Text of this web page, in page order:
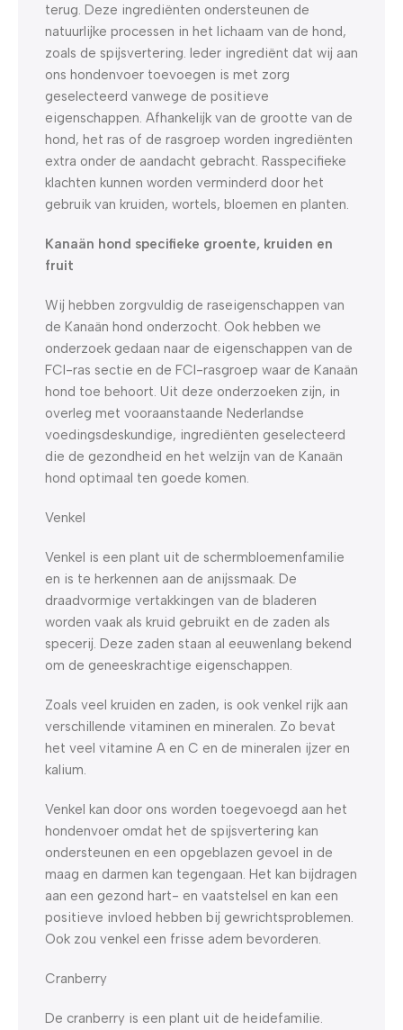
terug. Deze ingrediënten ondersteunen de
natuurlijke processen in het lichaam van de hond,
zoals de spijsvertering. Ieder ingrediënt dat wij aan
ons hondenvoer toevoegen is met zorg
geselecteerd vanwege de positieve
eigenschappen. Afhankelijk van de grootte van de
hond, het ras of de rasgroep worden ingrediënten
extra onder de aandacht gebracht. Rasspecifieke
klachten kunnen worden verminderd door het
gebruik van kruiden, wortels, bloemen en planten.
Kanaän hond specifieke groente, kruiden en
fruit
Wij hebben zorgvuldig de raseigenschappen van
de Kanaän hond onderzocht. Ook hebben we
onderzoek gedaan naar de eigenschappen van de
FCI-ras sectie en de FCI-rasgroep waar de Kanaän
hond toe behoort. Uit deze onderzoeken zijn, in
overleg met vooraanstaande Nederlandse
voedingsdeskundige, ingrediënten geselecteerd
die de gezondheid en het welzijn van de Kanaän
hond optimaal ten goede komen.
Venkel
Venkel is een plant uit de schermbloemenfamilie
en is te herkennen aan de anijssmaak. De
draadvormige vertakkingen van de bladeren
worden vaak als kruid gebruikt en de zaden als
specerij. Deze zaden staan al eeuwenlang bekend
om de geneeskrachtige eigenschappen.
Zoals veel kruiden en zaden, is ook venkel rijk aan
verschillende vitaminen en mineralen. Zo bevat
het veel vitamine A en C en de mineralen ijzer en
kalium.
Venkel kan door ons worden toegevoegd aan het
hondenvoer omdat het de spijsvertering kan
ondersteunen en een opgeblazen gevoel in de
maag en darmen kan tegengaan. Het kan bijdragen
aan een gezond hart- en vaatstelsel en kan een
positieve invloed hebben bij gewrichtsproblemen.
Ook zou venkel een frisse adem bevorderen.
Cranberry
De cranberry is een plant uit de heidefamilie.